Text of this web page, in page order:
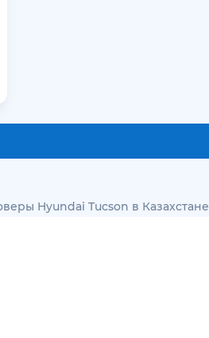
Hyundai Tucson в Казахстане